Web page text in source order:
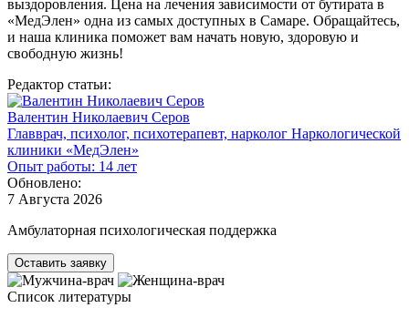
выздоровления. Цена на лечения зависимости от бутирата в
«МедЭлен» одна из самых доступных в Самаре. Обращайтесь,
и наша клиника поможет вам начать новую, здоровую и
свободную жизнь!
Редактор статьи:
Валентин Николаевич Серов
Главврач, психолог, психотерапевт, нарколог Наркологической
клиники «МедЭлен»
Опыт работы: 14 лет
Обновлено:
7 Августа 2026
Амбулаторная психологическая поддержка
Оставить заявку
Список литературы